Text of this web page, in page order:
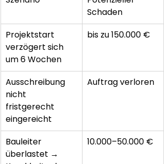
Schaden
Projektstart
verzögert sich
um 6 Wochen
bis zu 150.000 €
Ausschreibung
nicht
fristgerecht
eingereicht
Auftrag verloren
Bauleiter
überlastet →
10.000–50.000 €